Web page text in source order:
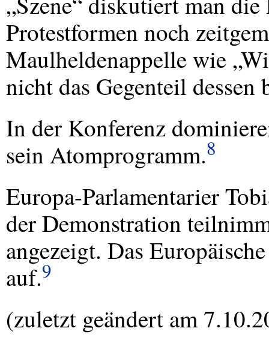
Protestformen noch
Maulheldenappelle wie
nicht das Gegenteil
In der Konferenz
sein Atomprogramm.8
Europa-Parlamentarier
der Demonstration
angezeigt. Das
auf.9
(zuletzt geändert am